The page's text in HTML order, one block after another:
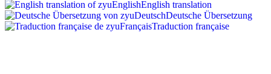
EnglishEnglish translation
DeutschDeutsche Übersetzung
FrançaisTraduction française